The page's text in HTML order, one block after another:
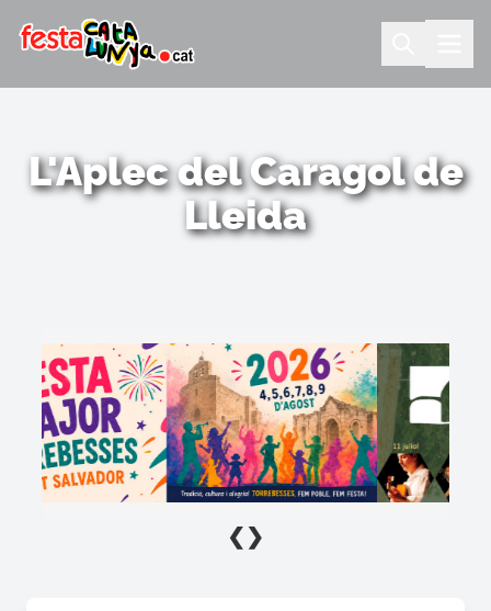
L'Aplec del Caragol de
Lleida
❮ ❯